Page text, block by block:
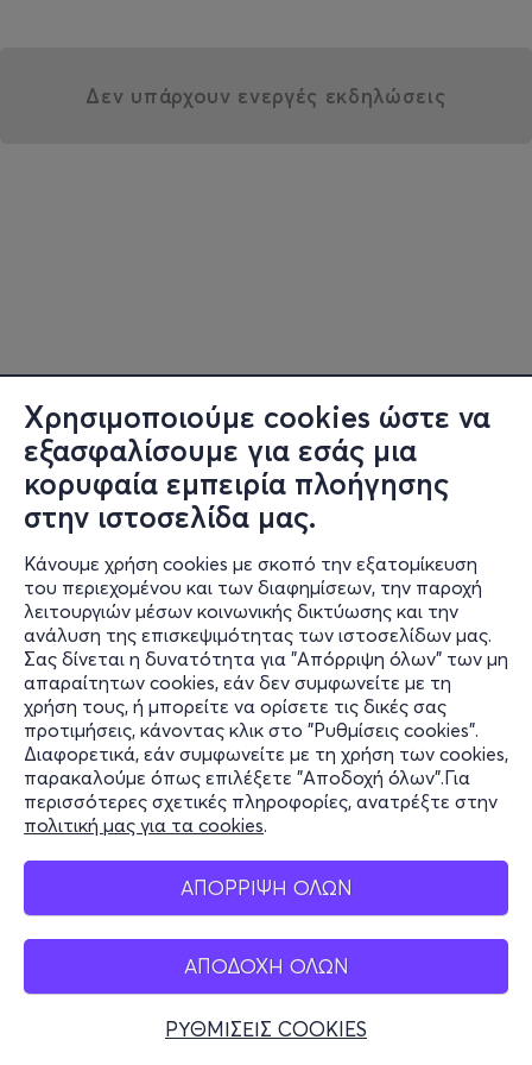
Χρησιμοποιούμε cookies ώστε να
εξασφαλίσουμε για εσάς μια
κορυφαία εμπειρία πλοήγησης
στην ιστοσελίδα μας.
Κάνουμε χρήση cookies με σκοπό την εξατομίκευση
του περιεχομένου και των διαφημίσεων, την παροχή
λειτουργιών μέσων κοινωνικής δικτύωσης και την
ανάλυση της επισκεψιμότητας των ιστοσελίδων μας.
Σας δίνεται η δυνατότητα για "Απόρριψη όλων" των μη
απαραίτητων cookies, εάν δεν συμφωνείτε με τη
χρήση τους, ή μπορείτε να ορίσετε τις δικές σας
προτιμήσεις, κάνοντας κλικ στο "Ρυθμίσεις cookies".
Διαφορετικά, εάν συμφωνείτε με τη χρήση των cookies,
παρακαλούμε όπως επιλέξετε "Αποδοχή όλων".Για
περισσότερες σχετικές πληροφορίες, ανατρέξτε στην
πολιτική μας για τα cookies.
ΑΠΟΡΡΙΨΗ ΟΛΩΝ
ΑΠΟΔΟΧΗ ΟΛΩΝ
ΡΥΘΜΙΣΕΙΣ COOKIES
Δεν υπάρχουν ενεργές εκδηλώσεις